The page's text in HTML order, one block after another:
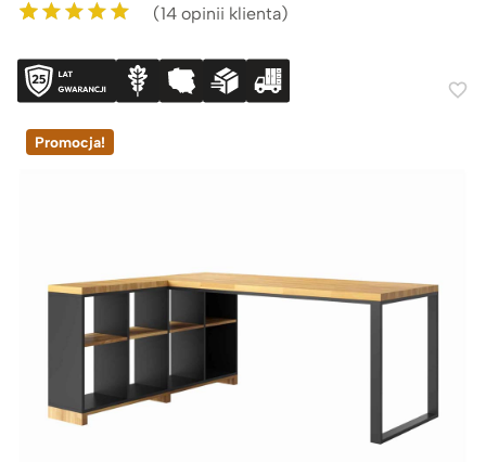
5.00na 5 na
podstawie
ocen klientów
(14 opinii klienta)
Promocja!